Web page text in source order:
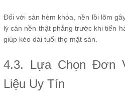
Đối với sàn hèm khóa, nền lồi lõm
lý cán nền thật phẳng trước khi tiến
giúp kéo dài tuổi thọ mặt sàn.
4.3. Lựa Chọn Đơn
Liệu Uy Tín